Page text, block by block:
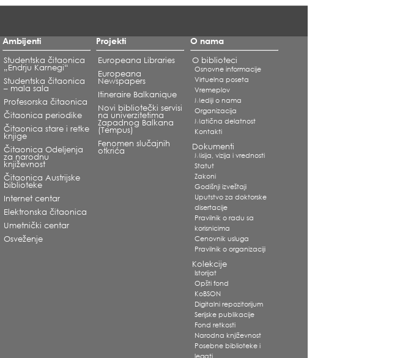
Ambijenti
Studentska čitaonica
„Endrju Karnegi“
Studentska čitaonica
– mala sala
Profesorska čitaonica
Čitaonica periodike
Čitaonica stare i retke
knjige
Čitaonica Odeljenja
za narodnu
književnost
Čitaonica Austrijske
biblioteke
Internet centar
Elektronska čitaonica
Umetnički centar
Osveženje
Projekti
Europeana Libraries
Europeana
Newspapers
Itineraire Balkanique
Novi bibliotečki servisi
na univerzitetima
Zapadnog Balkana
(Tempus)
Fenomen slučajnih
otkrića
O nama
O biblioteci
Osnovne informacije
Virtuelna poseta
Vremeplov
Mediji o nama
Organizacija
Matična delatnost
Kontakti
Dokumenti
Misija, vizija i vrednosti
Statut
Zakoni
Godišnji izveštaji
Uputstvo za doktorske
disertacije
Pravilnik o radu sa
korisnicima
Cenovnik usluga
Pravilnik o organizaciji
Kolekcije
Istorijat
Opšti fond
KoBSON
Digitalni repozitorijum
Serijske publikacije
Fond retkosti
Narodna književnost
Posebne biblioteke i